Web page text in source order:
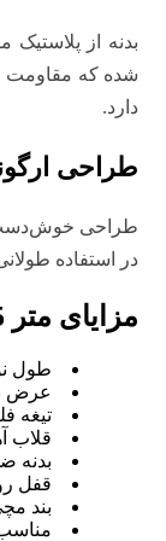
شده که مقاومت
دارد.
طراحی
طراحی
در استفاده
مزایای متر 5.5 متری نووا مدل NTT-5525
طول نوار
عرض نوار 25
تیغه
قلاب
بدنه
قفل
بند